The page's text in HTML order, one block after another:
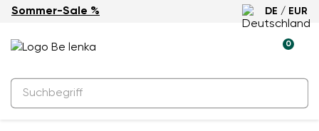
Sommer-Sale % DE / EUR
0
-20%